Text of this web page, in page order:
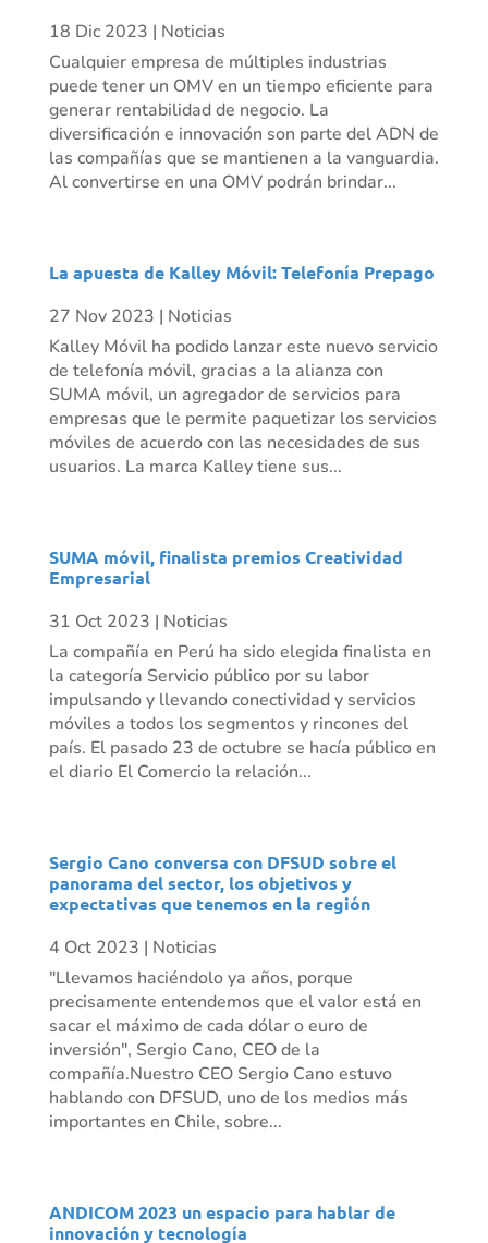
18 Dic 2023 | Noticias
Cualquier empresa de múltiples industrias
puede tener un OMV en un tiempo eficiente para
generar rentabilidad de negocio. La
diversificación e innovación son parte del ADN de
las compañías que se mantienen a la vanguardia.
Al convertirse en una OMV podrán brindar...
La apuesta de Kalley Móvil: Telefonía Prepago
27 Nov 2023 | Noticias
Kalley Móvil ha podido lanzar este nuevo servicio
de telefonía móvil, gracias a la alianza con
SUMA móvil, un agregador de servicios para
empresas que le permite paquetizar los servicios
móviles de acuerdo con las necesidades de sus
usuarios. La marca Kalley tiene sus...
SUMA móvil, finalista premios Creatividad
Empresarial
31 Oct 2023 | Noticias
La compañía en Perú ha sido elegida finalista en
la categoría Servicio público por su labor
impulsando y llevando conectividad y servicios
móviles a todos los segmentos y rincones del
país. El pasado 23 de octubre se hacía público en
el diario El Comercio la relación...
Sergio Cano conversa con DFSUD sobre el
panorama del sector, los objetivos y
expectativas que tenemos en la región
4 Oct 2023 | Noticias
"Llevamos haciéndolo ya años, porque
precisamente entendemos que el valor está en
sacar el máximo de cada dólar o euro de
inversión", Sergio Cano, CEO de la
compañía.Nuestro CEO Sergio Cano estuvo
hablando con DFSUD, uno de los medios más
importantes en Chile, sobre...
ANDICOM 2023 un espacio para hablar de
innovación y tecnología